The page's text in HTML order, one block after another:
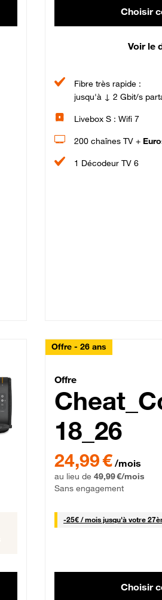
Choisir
Voir le
Fibre très rapide :
jusqu'à ↓ 2 Gbit/s
Livebox S : Wifi 7
200 chaînes TV +
1 Décodeur TV 6
Offre - 26 ans
Offre
18_26
24,99 € /mois
au lieu de 49,99 €/mois
Sans engagement
-25€ / mois25 € par mois
jusqu'à votre
Choisir